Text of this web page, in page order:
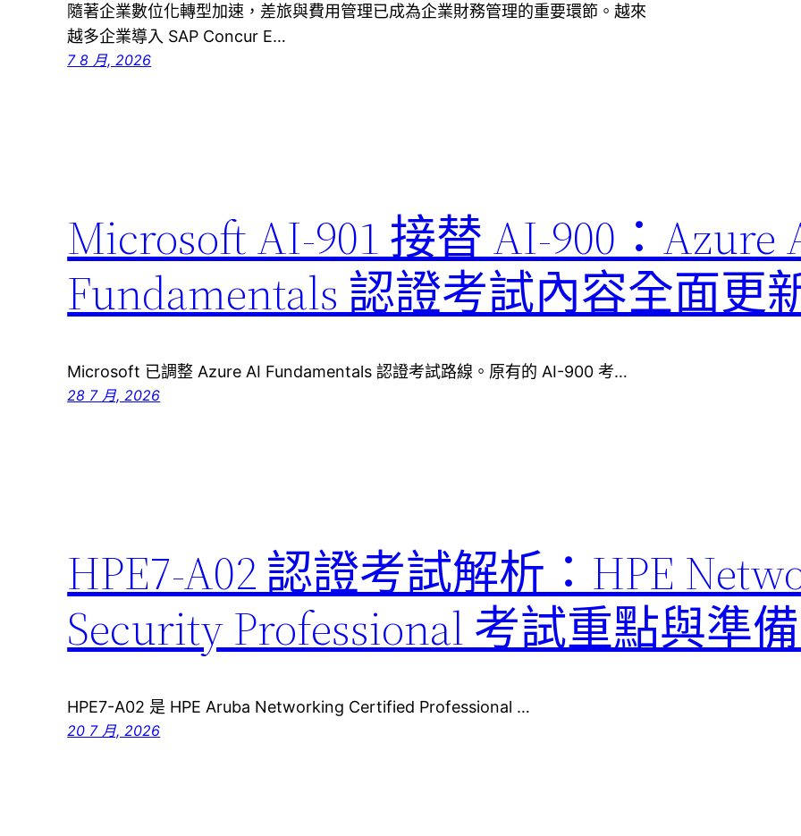
隨著企業數位化轉型加速，差旅與費用管理已成為企業財務管理的重要環節。越來
越多企業導入 SAP Concur E…
7 8 月, 2026
Microsoft AI-901 接替 AI-900：Azure
Fundamentals 認證考試內容全面更
Microsoft 已調整 Azure AI Fundamentals 認證考試路線。原有的 AI-900 考…
28 7 月, 2026
HPE7-A02 認證考試解析：HPE
Security Professional 考試重點與準
HPE7-A02 是 HPE Aruba Networking Certified Professional …
20 7 月, 2026